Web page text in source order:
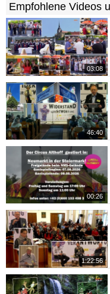
Empfohlene Videos
03:08
46:40
00:26
1:22:56